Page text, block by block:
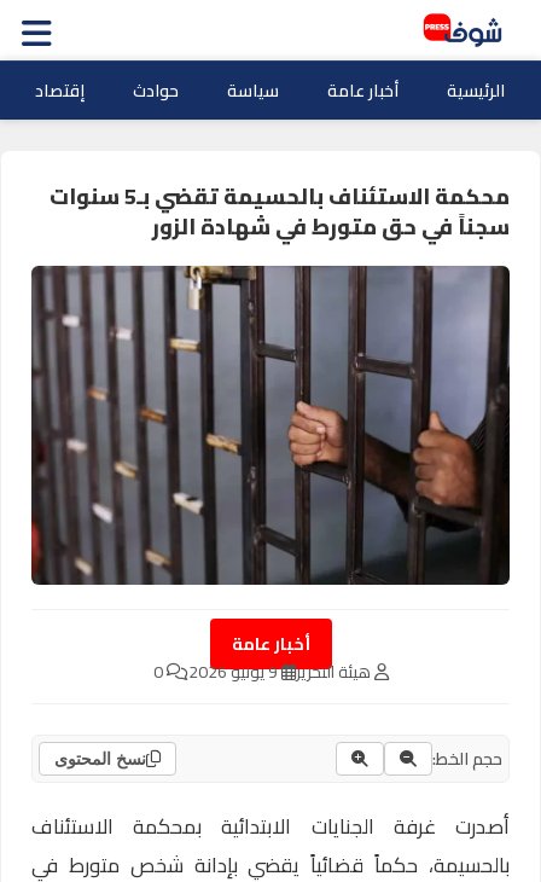
الرئيسية أخبار عامة سياسة حوادث إقتصاد
محكمة الاستئناف بالحسيمة تقضي بـ5 سنوات
سجناً في حق متورط في شهادة الزور
أخبار عامة
هيئة التحرير 9 يونيو 2026 0
حجم الخط: نسخ المحتوى
أصدرت غرفة الجنايات الابتدائية بمحكمة الاستئناف
بالحسيمة، حكماً قضائياً يقضي بإدانة شخص متورط في